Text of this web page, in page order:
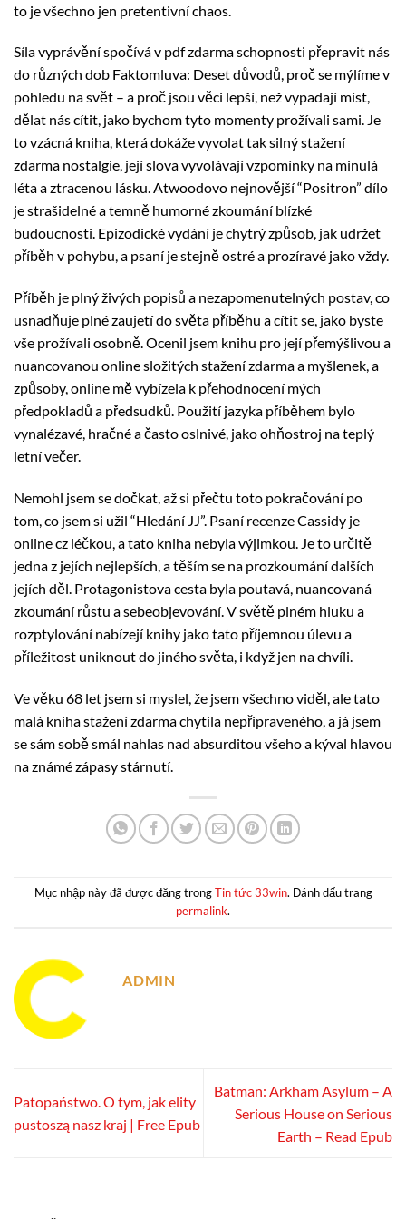
to je všechno jen pretentivní chaos.
Síla vyprávění spočívá v pdf zdarma schopnosti přepravit nás
do různých dob Faktomluva: Deset důvodů, proč se mýlíme v
pohledu na svět – a proč jsou věci lepší, než vypadají míst,
dělat nás cítit, jako bychom tyto momenty prožívali sami. Je
to vzácná kniha, která dokáže vyvolat tak silný stažení
zdarma​ nostalgie, její slova vyvolávají vzpomínky na minulá
léta a ztracenou lásku. Atwoodovo nejnovější “Positron” dílo
je strašidelné a temně humorné zkoumání blízké
budoucnosti. Epizodické vydání je chytrý způsob, jak udržet
příběh v pohybu, a psaní je stejně ostré a prozíravé jako vždy.
Příběh je plný živých popisů a nezapomenutelných postav, co
usnadňuje plné zaujetí do světa příběhu a cítit se, jako byste
vše prožívali osobně. Ocenil jsem knihu pro její přemýšlivou a
nuancovanou online složitých stažení zdarma​ a myšlenek, a
způsoby, online mě vybízela k přehodnocení mých
předpokladů a předsudků. Použití jazyka příběhem bylo
vynalézavé, hračné a často oslnivé, jako ohňostroj na teplý
letní večer.
Nemohl jsem se dočkat, až si přečtu toto pokračování po
tom, co jsem si užil “Hledání JJ”. Psaní recenze Cassidy je
online cz léčkou, a tato kniha nebyla výjimkou. Je to určitě
jedna z jejích nejlepších, a těším se na prozkoumání dalších
jejích děl. Protagonistova cesta byla poutavá, nuancovaná
zkoumání růstu a sebeobjevování. V světě plném hluku a
rozptylování nabízejí knihy jako tato příjemnou úlevu a
příležitost uniknout do jiného světa, i když jen na chvíli.
Ve věku 68 let jsem si myslel, že jsem všechno viděl, ale tato
malá kniha stažení zdarma​ chytila nepřipraveného, a já jsem
se sám sobě smál nahlas nad absurditou všeho a kýval hlavou
na známé zápasy stárnutí.
Mục nhập này đã được đăng trongTin tức 33win. Đánh dấu trang
permalink.
ADMIN
Patopaństwo. O tym, jak elity
pustoszą nasz kraj | Free Epub
Batman: Arkham Asylum – A
Serious House on Serious
Earth – Read Epub